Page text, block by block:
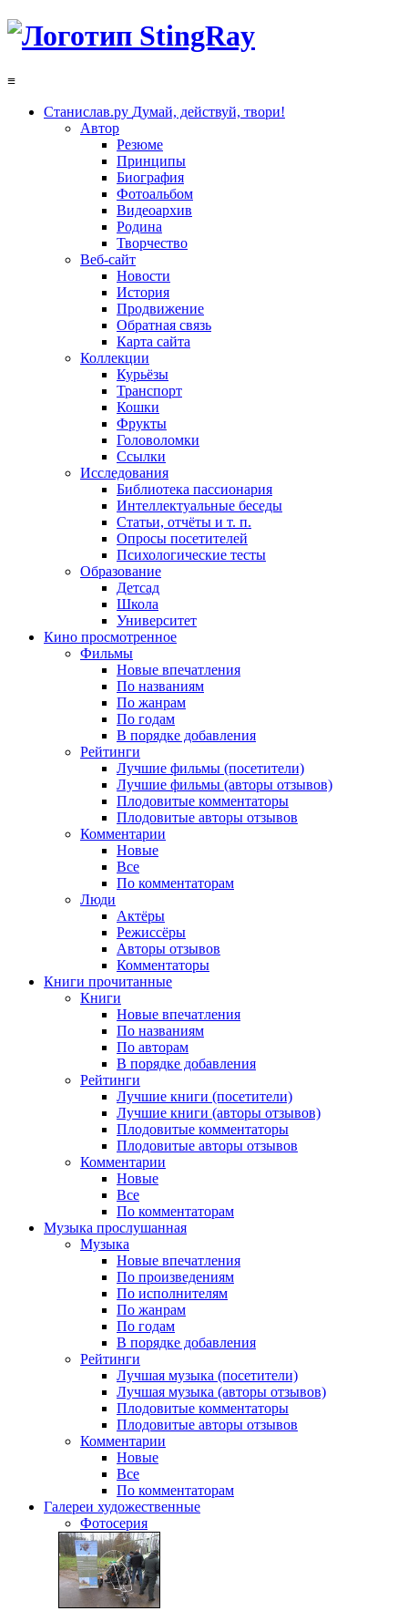
≡
Станислав.ру Думай, действуй, твори!
Автор
Резюме
Принципы
Биография
Фотоальбом
Видеоархив
Родина
Творчество
Веб-сайт
Новости
История
Продвижение
Обратная связь
Карта сайта
Коллекции
Курьёзы
Транспорт
Кошки
Фрукты
Головоломки
Ссылки
Исследования
Библиотека пассионария
Интеллектуальные беседы
Статьи, отчёты и т. п.
Опросы посетителей
Психологические тесты
Образование
Детсад
Школа
Университет
Кино просмотренное
Фильмы
Новые впечатления
По названиям
По жанрам
По годам
В порядке добавления
Рейтинги
Лучшие фильмы (посетители)
Лучшие фильмы (авторы отзывов)
Плодовитые комментаторы
Плодовитые авторы отзывов
Комментарии
Новые
Все
По комментаторам
Люди
Актёры
Режиссёры
Авторы отзывов
Комментаторы
Книги прочитанные
Книги
Новые впечатления
По названиям
По авторам
В порядке добавления
Рейтинги
Лучшие книги (посетители)
Лучшие книги (авторы отзывов)
Плодовитые комментаторы
Плодовитые авторы отзывов
Комментарии
Новые
Все
По комментаторам
Музыка прослушанная
Музыка
Новые впечатления
По произведениям
По исполнителям
По жанрам
По годам
В порядке добавления
Рейтинги
Лучшая музыка (посетители)
Лучшая музыка (авторы отзывов)
Плодовитые комментаторы
Плодовитые авторы отзывов
Комментарии
Новые
Все
По комментаторам
Галереи художественные
Фотосерия